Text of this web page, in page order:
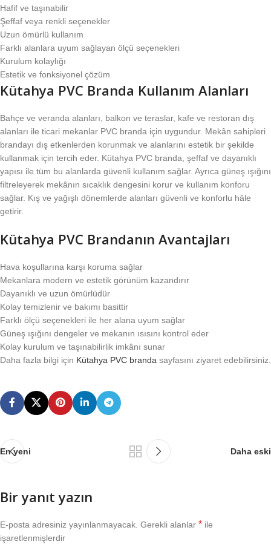
Hafif ve taşınabilir
Şeffaf veya renkli seçenekler
Uzun ömürlü kullanım
Farklı alanlara uyum sağlayan ölçü seçenekleri
Kurulum kolaylığı
Estetik ve fonksiyonel çözüm
Kütahya PVC Branda Kullanım Alanları
Bahçe ve veranda alanları, balkon ve teraslar, kafe ve restoran dış
alanları ile ticari mekanlar PVC branda için uygundur. Mekân sahipleri
brandayı dış etkenlerden korunmak ve alanlarını estetik bir şekilde
kullanmak için tercih eder. Kütahya PVC branda, şeffaf ve dayanıklı
yapısı ile tüm bu alanlarda güvenli kullanım sağlar. Ayrıca güneş ışığını
filtreleyerek mekânın sıcaklık dengesini korur ve kullanım konforu
sağlar. Kış ve yağışlı dönemlerde alanları güvenli ve konforlu hâle
getirir.
Kütahya PVC Brandanın Avantajları
Hava koşullarına karşı koruma sağlar
Mekanlara modern ve estetik görünüm kazandırır
Dayanıklı ve uzun ömürlüdür
Kolay temizlenir ve bakımı basittir
Farklı ölçü seçenekleri ile her alana uyum sağlar
Güneş ışığını dengeler ve mekanın ısısını kontrol eder
Kolay kurulum ve taşınabilirlik imkânı sunar
Daha fazla bilgi için Kütahya PVC branda sayfasını ziyaret edebilirsiniz.
En yeni Daha eski
Bir yanıt yazın
E-posta adresiniz yayınlanmayacak. Gerekli alanlar * ile
işaretlenmişlerdir